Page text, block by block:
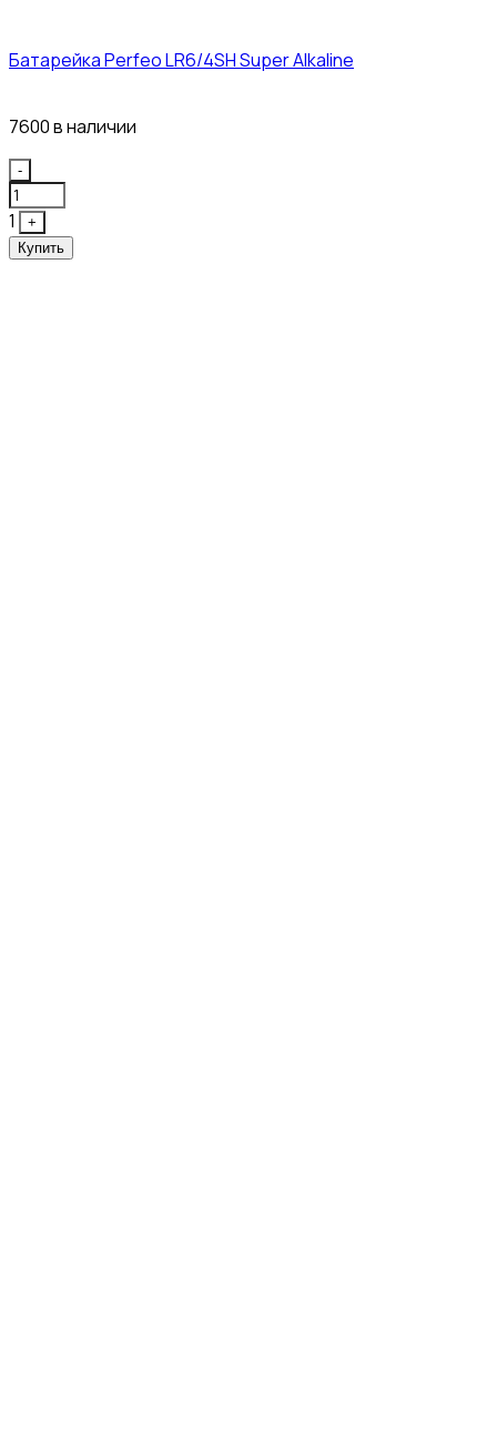
Батарейка Perfeo LR6/4SH Super Alkaline
7600 в наличии
Quantity
-
1
+
Купить